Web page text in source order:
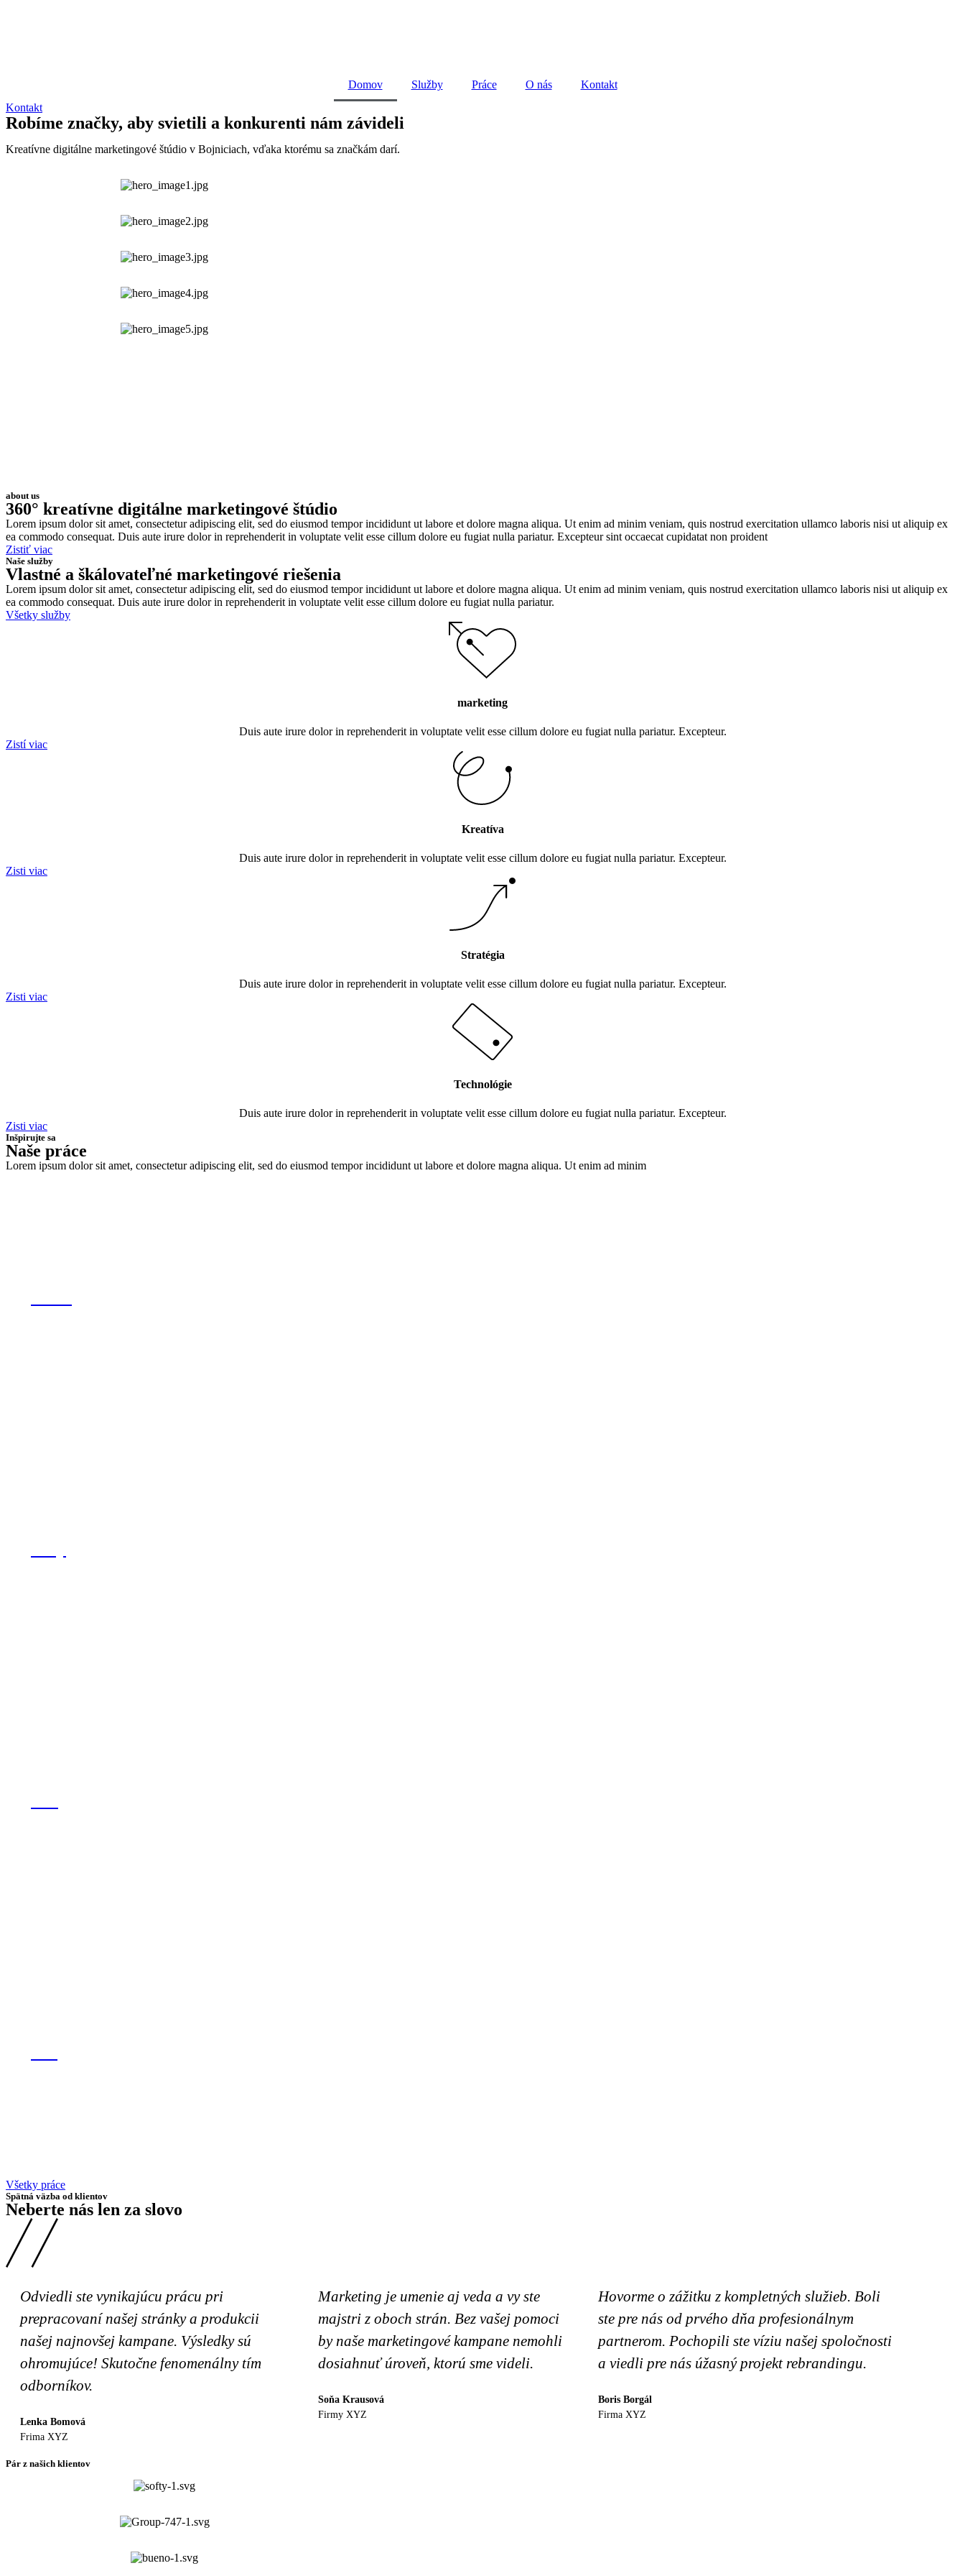
Domov Služby Práce O nás
Kontakt
Kontakt
Robíme značky, aby svietili a konkurenti nám závideli
Kreatívne digitálne marketingové štúdio v Bojniciach, vďaka ktorému sa značkám darí.
about us
360° kreatívne digitálne marketingové štúdio
Lorem ipsum dolor sit amet, consectetur adipiscing elit, sed do eiusmod tempor incididunt ut labore et dolore magna aliqua. Ut enim ad minim veniam, quis nostrud exercitation ullamco laboris nisi ut aliquip ex
ea commodo consequat. Duis aute irure dolor in reprehenderit in voluptate velit esse cillum dolore eu fugiat nulla pariatur. Excepteur sint occaecat cupidatat non proident
Zistiť viac
Naše služby
Vlastné a škálovateľné marketingové riešenia
Lorem ipsum dolor sit amet, consectetur adipiscing elit, sed do eiusmod tempor incididunt ut labore et dolore magna aliqua. Ut enim ad minim veniam, quis nostrud exercitation ullamco laboris nisi ut aliquip ex
ea commodo consequat. Duis aute irure dolor in reprehenderit in voluptate velit esse cillum dolore eu fugiat nulla pariatur.
Všetky služby
marketing
Duis aute irure dolor in reprehenderit in voluptate velit esse cillum dolore eu fugiat nulla pariatur. Excepteur.
Zistí viac
Kreatíva
Duis aute irure dolor in reprehenderit in voluptate velit esse cillum dolore eu fugiat nulla pariatur. Excepteur.
Zisti viac
Stratégia
Duis aute irure dolor in reprehenderit in voluptate velit esse cillum dolore eu fugiat nulla pariatur. Excepteur.
Zisti viac
Technológie
Duis aute irure dolor in reprehenderit in voluptate velit esse cillum dolore eu fugiat nulla pariatur. Excepteur.
Zisti viac
Inšpirujte sa
Naše práce
Lorem ipsum dolor sit amet, consectetur adipiscing elit, sed do eiusmod tempor incididunt ut labore et dolore magna aliqua. Ut enim ad minim
Všetky práce
Spätná väzba od klientov
Neberte nás len za slovo
Odviedli ste vynikajúcu prácu pri
prepracovaní našej stránky a produkcii
našej najnovšej kampane. Výsledky sú
ohromujúce! Skutočne fenomenálny tím
odborníkov.
Lenka Bomová
Frima XYZ
Marketing je umenie aj veda a vy ste
majstri z oboch strán. Bez vašej pomoci
by naše marketingové kampane nemohli
dosiahnuť úroveň, ktorú sme videli.
Soňa Krausová
Firmy XYZ
Hovorme o zážitku z kompletných služieb. Boli
ste pre nás od prvého dňa profesionálnym
partnerom. Pochopili ste víziu našej spoločnosti
a viedli pre nás úžasný projekt rebrandingu.
Boris Borgál
Firma XYZ
Pár z našich klientov